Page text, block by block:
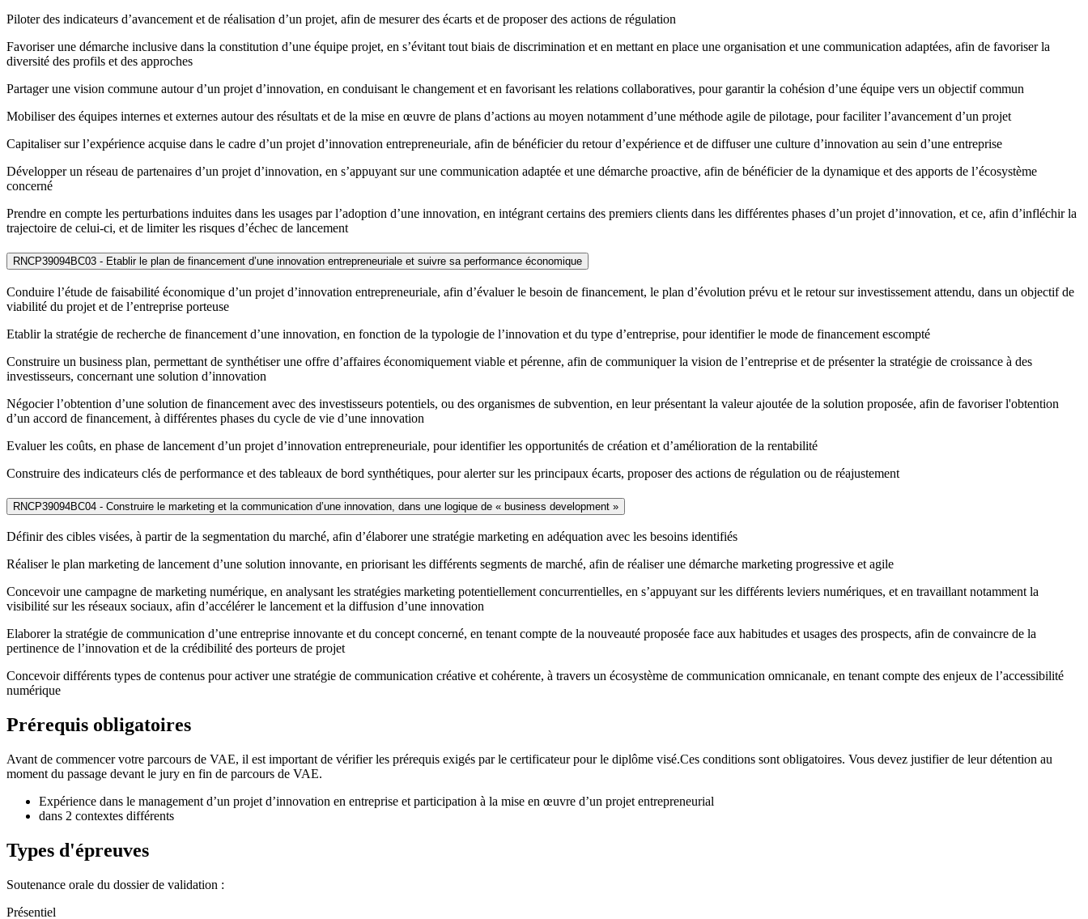
Piloter des indicateurs d’avancement et de réalisation d’un projet, afin de mesurer des écarts et de proposer des actions de régulation
Favoriser une démarche inclusive dans la constitution d’une équipe projet, en s’évitant tout biais de discrimination et en mettant en place une organisation et une communication adaptées, afin de favoriser la
diversité des profils et des approches
Partager une vision commune autour d’un projet d’innovation, en conduisant le changement et en favorisant les relations collaboratives, pour garantir la cohésion d’une équipe vers un objectif commun
Mobiliser des équipes internes et externes autour des résultats et de la mise en œuvre de plans d’actions au moyen notamment d’une méthode agile de pilotage, pour faciliter l’avancement d’un projet
Capitaliser sur l’expérience acquise dans le cadre d’un projet d’innovation entrepreneuriale, afin de bénéficier du retour d’expérience et de diffuser une culture d’innovation au sein d’une entreprise
Développer un réseau de partenaires d’un projet d’innovation, en s’appuyant sur une communication adaptée et une démarche proactive, afin de bénéficier de la dynamique et des apports de l’écosystème
concerné
Prendre en compte les perturbations induites dans les usages par l’adoption d’une innovation, en intégrant certains des premiers clients dans les différentes phases d’un projet d’innovation, et ce, afin d’infléchir la
trajectoire de celui-ci, et de limiter les risques d’échec de lancement
RNCP39094BC03 - Etablir le plan de financement d’une innovation entrepreneuriale et suivre sa performance économique
Conduire l’étude de faisabilité économique d’un projet d’innovation entrepreneuriale, afin d’évaluer le besoin de financement, le plan d’évolution prévu et le retour sur investissement attendu, dans un objectif de
viabilité du projet et de l’entreprise porteuse
Etablir la stratégie de recherche de financement d’une innovation, en fonction de la typologie de l’innovation et du type d’entreprise, pour identifier le mode de financement escompté
Construire un business plan, permettant de synthétiser une offre d’affaires économiquement viable et pérenne, afin de communiquer la vision de l’entreprise et de présenter la stratégie de croissance à des
investisseurs, concernant une solution d’innovation
Négocier l’obtention d’une solution de financement avec des investisseurs potentiels, ou des organismes de subvention, en leur présentant la valeur ajoutée de la solution proposée, afin de favoriser l'obtention
d’un accord de financement, à différentes phases du cycle de vie d’une innovation
Evaluer les coûts, en phase de lancement d’un projet d’innovation entrepreneuriale, pour identifier les opportunités de création et d’amélioration de la rentabilité
Construire des indicateurs clés de performance et des tableaux de bord synthétiques, pour alerter sur les principaux écarts, proposer des actions de régulation ou de réajustement
RNCP39094BC04 - Construire le marketing et la communication d’une innovation, dans une logique de « business development »
Définir des cibles visées, à partir de la segmentation du marché, afin d’élaborer une stratégie marketing en adéquation avec les besoins identifiés
Réaliser le plan marketing de lancement d’une solution innovante, en priorisant les différents segments de marché, afin de réaliser une démarche marketing progressive et agile
Concevoir une campagne de marketing numérique, en analysant les stratégies marketing potentiellement concurrentielles, en s’appuyant sur les différents leviers numériques, et en travaillant notamment la
visibilité sur les réseaux sociaux, afin d’accélérer le lancement et la diffusion d’une innovation
Elaborer la stratégie de communication d’une entreprise innovante et du concept concerné, en tenant compte de la nouveauté proposée face aux habitudes et usages des prospects, afin de convaincre de la
pertinence de l’innovation et de la crédibilité des porteurs de projet
Concevoir différents types de contenus pour activer une stratégie de communication créative et cohérente, à travers un écosystème de communication omnicanale, en tenant compte des enjeux de l’accessibilité
numérique
Prérequis obligatoires
Avant de commencer votre parcours de VAE, il est important de vérifier les prérequis exigés par le certificateur pour le diplôme visé.Ces conditions sont obligatoires. Vous devez justifier de leur détention au
moment du passage devant le jury en fin de parcours de VAE.
Expérience dans le management d’un projet d’innovation en entreprise et participation à la mise en œuvre d’un projet entrepreneurial
dans 2 contextes différents
Types d'épreuves
Soutenance orale du dossier de validation :
Présentiel